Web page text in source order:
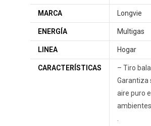
MARCA Longvie
ENERGÍA Multigas
LINEA Hogar
CARACTERÍSTICAS
– Tiro
Garantiza
aire puro
.